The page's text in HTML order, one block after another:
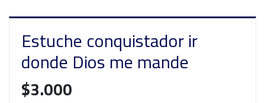
Estuche conquistador ir
donde Dios me mande
$3.000